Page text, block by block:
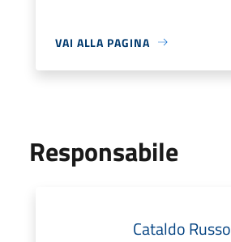
VAI ALLA PAGINA
Responsabile
Cataldo Russo